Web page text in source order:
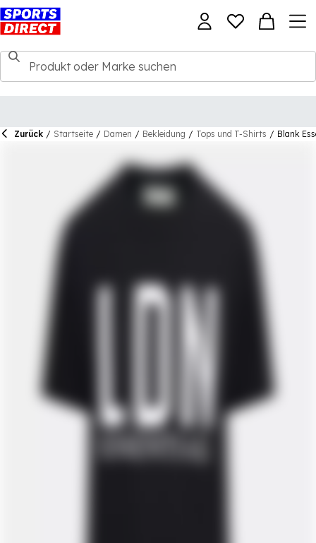
Zurück / Startseite / Damen / Bekleidung / Tops und T-Shirts / Blank